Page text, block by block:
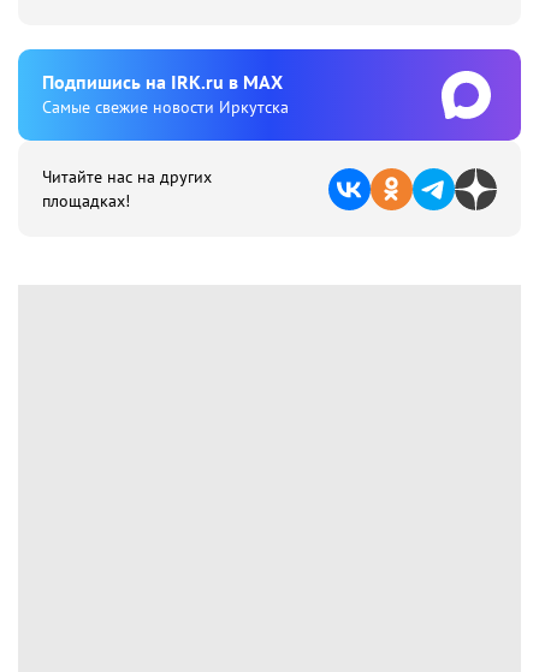
Подпишиcь на IRK.ru в MAX
Cамые свежие новости Иркутска
Читайте нас на других
площадках!